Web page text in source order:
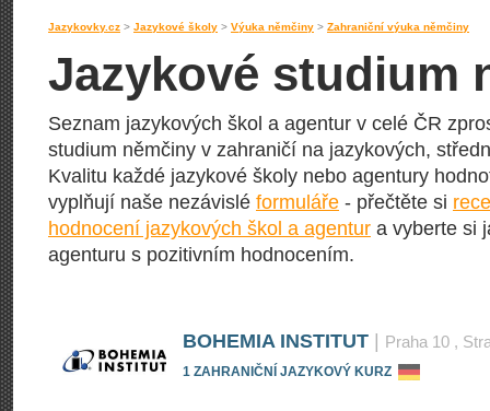
Jazykovky.cz > Jazykové školy > Výuka němčiny > Zahraniční výuka němčiny
Jazykové studium
Seznam jazykových škol a agentur v celé ČR
studium němčiny v zahraničí na jazykových,
Kvalitu každé jazykové školy nebo agentury
vyplňují naše nezávislé formuláře - přečtěte si
hodnocení jazykových škol a agentur a vyberte si
agenturu s pozitivním hodnocením.
BOHEMIA INSTITUT Praha 10 ,
1 ZAHRANIČNÍ JAZYKOVÝ KURZ